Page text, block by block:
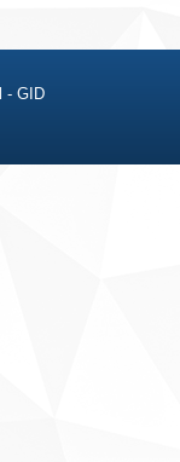
- GID